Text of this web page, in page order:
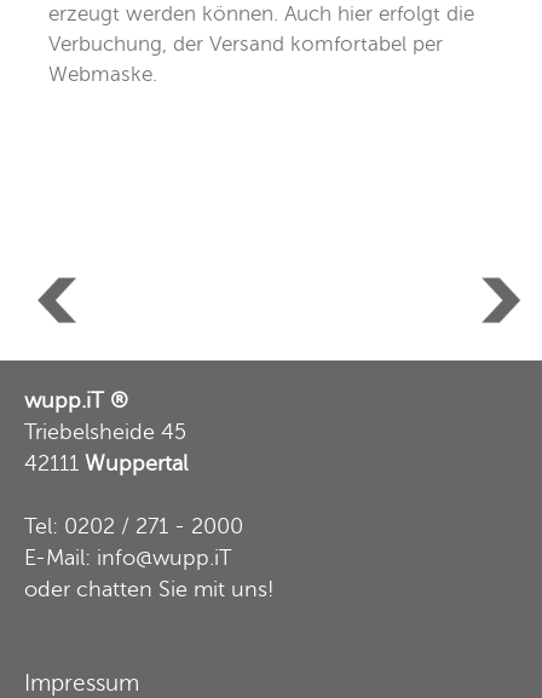
erzeugt werden können. Auch hier erfolgt die
Verbuchung, der Versand komfortabel per
Webmaske.
wupp.iT ®
Triebelsheide 45
42111 Wuppertal
Tel: 0202 / 271 - 2000
E-Mail: info@wupp.iT
oder chatten Sie mit uns!
Impressum